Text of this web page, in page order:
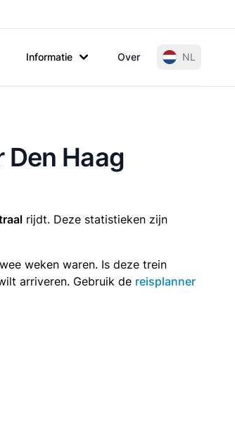
Informatie Over NL
Haag
rijdt. Deze statistieken zijn
weken waren. Is deze trein
arriveren. Gebruik de reisplanner